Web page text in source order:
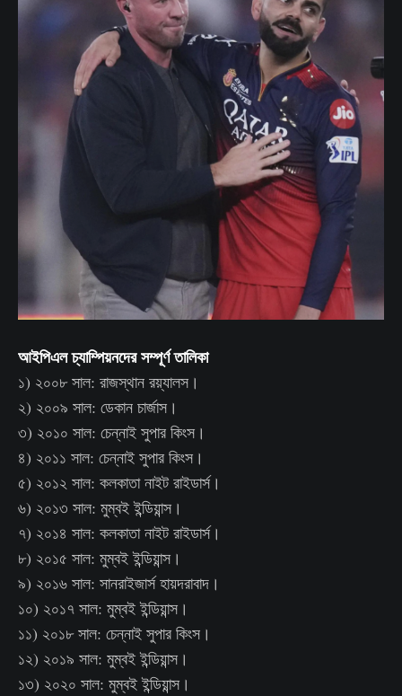
আইপিএল চ্যাম্পিয়নদের সম্পূর্ণ তালিকা
১) ২০০৮ সাল: রাজস্থান রয়্যালস।
২) ২০০৯ সাল: ডেকান চার্জাস।
৩) ২০১০ সাল: চেন্নাই সুপার কিংস।
৪) ২০১১ সাল: চেন্নাই সুপার কিংস।
৫) ২০১২ সাল: কলকাতা নাইট রাইডার্স।
৬) ২০১৩ সাল: মুম্বই ইন্ডিয়ান্স।
৭) ২০১৪ সাল: কলকাতা নাইট রাইডার্স।
৮) ২০১৫ সাল: মুম্বই ইন্ডিয়ান্স।
৯) ২০১৬ সাল: সানরাইজার্স হায়দরাবাদ।
১০) ২০১৭ সাল: মুম্বই ইন্ডিয়ান্স।
১১) ২০১৮ সাল: চেন্নাই সুপার কিংস।
১২) ২০১৯ সাল: মুম্বই ইন্ডিয়ান্স।
১৩) ২০২০ সাল: মুম্বই ইন্ডিয়ান্স।